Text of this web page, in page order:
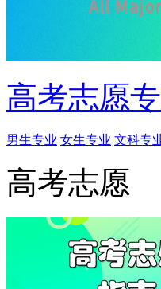
高考志愿
男生专业 女生专业 文科专
高考志愿